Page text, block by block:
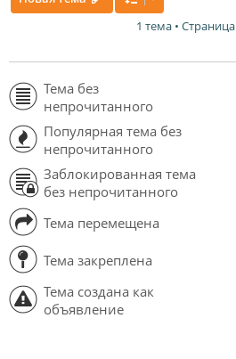
1 тема • Страница
Тема без
непрочитанного
Популярная тема без
непрочитанного
Заблокированная тема
без непрочитанного
Тема перемещена
Тема закреплена
Тема создана как
объявление